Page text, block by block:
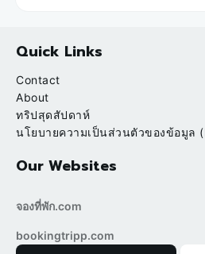
Quick Links
Contact
About
ทริปสุดสัปดาห์
นโยบายความเป็นส่วนตัวของข้อมูล
Our Websites
จองที่พัก.com
bookingtripp.com